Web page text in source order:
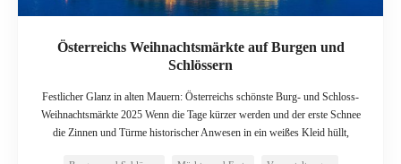
Zinnen, eine lange Auffahrt – und im Winter […]
Österreichs Weihnachtsmärkte auf Burgen und
Schlössern
Festlicher Glanz in alten Mauern: Österreichs schönste Burg- und Schloss-
Weihnachtsmärkte 2025 Wenn die Tage kürzer werden und der erste Schnee
die Zinnen und Türme historischer Anwesen in ein weißes Kleid hüllt,